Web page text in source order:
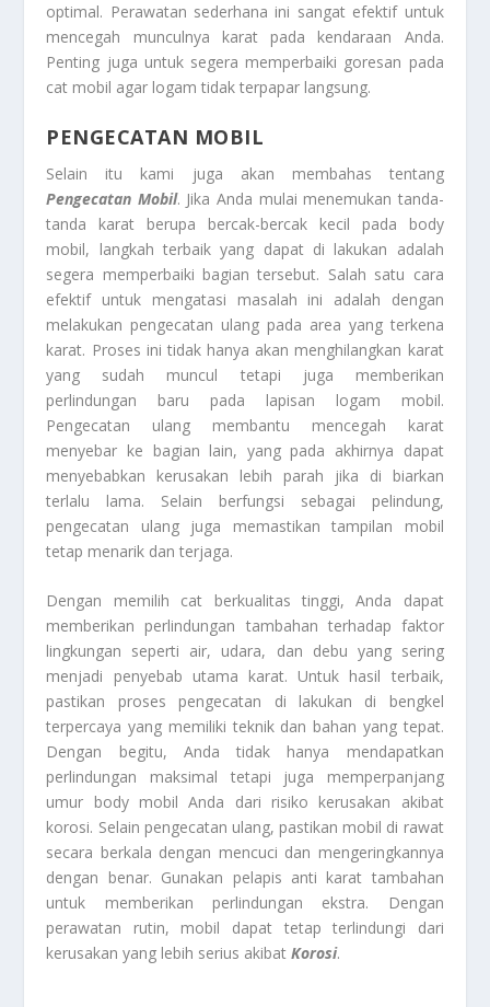
optimal. Perawatan sederhana ini sangat efektif untuk
mencegah munculnya karat pada kendaraan Anda.
Penting juga untuk segera memperbaiki goresan pada
cat mobil agar logam tidak terpapar langsung.
PENGECATAN MOBIL
Selain itu kami juga akan membahas tentang
Pengecatan Mobil. Jika Anda mulai menemukan tanda-
tanda karat berupa bercak-bercak kecil pada body
mobil, langkah terbaik yang dapat di lakukan adalah
segera memperbaiki bagian tersebut. Salah satu cara
efektif untuk mengatasi masalah ini adalah dengan
melakukan pengecatan ulang pada area yang terkena
karat. Proses ini tidak hanya akan menghilangkan karat
yang sudah muncul tetapi juga memberikan
perlindungan baru pada lapisan logam mobil.
Pengecatan ulang membantu mencegah karat
menyebar ke bagian lain, yang pada akhirnya dapat
menyebabkan kerusakan lebih parah jika di biarkan
terlalu lama. Selain berfungsi sebagai pelindung,
pengecatan ulang juga memastikan tampilan mobil
tetap menarik dan terjaga.
Dengan memilih cat berkualitas tinggi, Anda dapat
memberikan perlindungan tambahan terhadap faktor
lingkungan seperti air, udara, dan debu yang sering
menjadi penyebab utama karat. Untuk hasil terbaik,
pastikan proses pengecatan di lakukan di bengkel
terpercaya yang memiliki teknik dan bahan yang tepat.
Dengan begitu, Anda tidak hanya mendapatkan
perlindungan maksimal tetapi juga memperpanjang
umur body mobil Anda dari risiko kerusakan akibat
korosi. Selain pengecatan ulang, pastikan mobil di rawat
secara berkala dengan mencuci dan mengeringkannya
dengan benar. Gunakan pelapis anti karat tambahan
untuk memberikan perlindungan ekstra. Dengan
perawatan rutin, mobil dapat tetap terlindungi dari
kerusakan yang lebih serius akibatKorosi.